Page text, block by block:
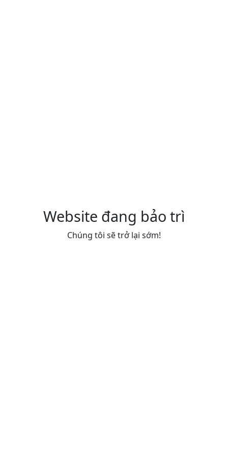
Website đang bảo trì
Chúng tôi sẽ trở lại sớm!